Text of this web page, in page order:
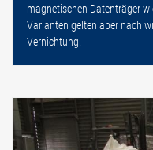
magnetischen Datenträger
Varianten gelten aber nach
Vernichtung.